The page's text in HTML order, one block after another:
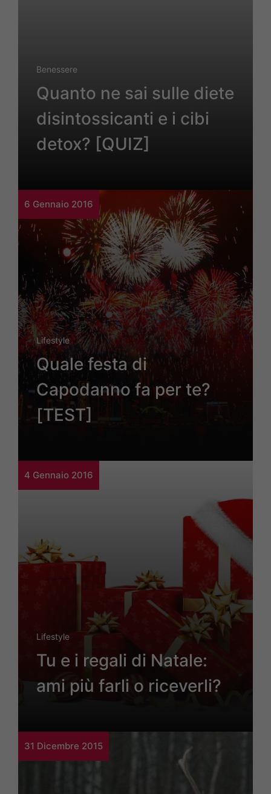
Benessere
Quanto ne sai sulle diete
disintossicanti e i cibi
detox? [QUIZ]
6 Gennaio 2016
Lifestyle
Quale festa di
Capodanno fa per te?
[TEST]
4 Gennaio 2016
Lifestyle
Tu e i regali di Natale:
ami più farli o riceverli?
31 Dicembre 2015